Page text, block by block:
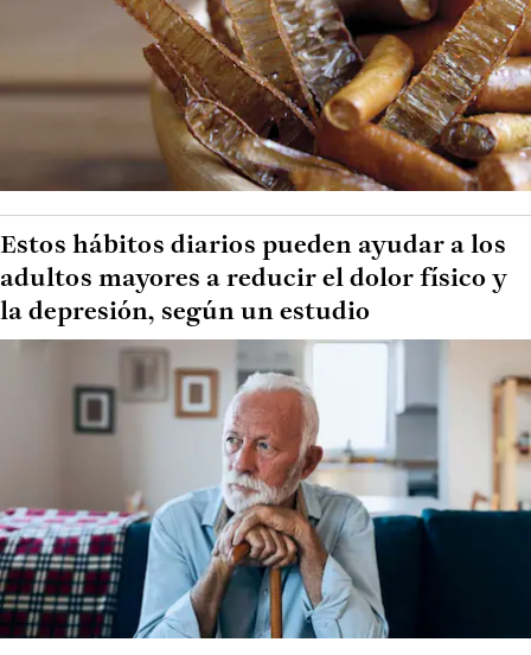
Estos hábitos diarios pueden ayudar a los
adultos mayores a reducir el dolor físico y
la depresión, según un estudio